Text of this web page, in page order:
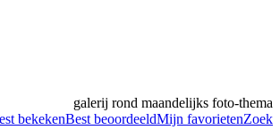
galerij rond maandelijks foto-thema
bekekenBest beoordeeldMijn favorietenZoek